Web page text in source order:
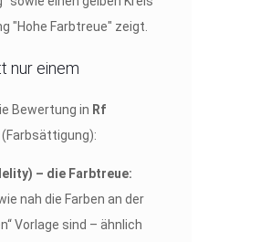
nur einem
Bewertung in Rf
(Farbsättigung):
– die Farbtreue:
nah die Farben an der
Vorlage sind – ähnlich